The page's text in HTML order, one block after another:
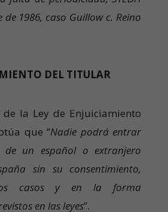
1986, caso Guillow c. Reino
DEL TITULAR
la Ley de Enjuiciamiento
que “Nadie podrá entrar
un español o extranjero
sin su consentimiento,
casos y en la forma
en las leyes”.